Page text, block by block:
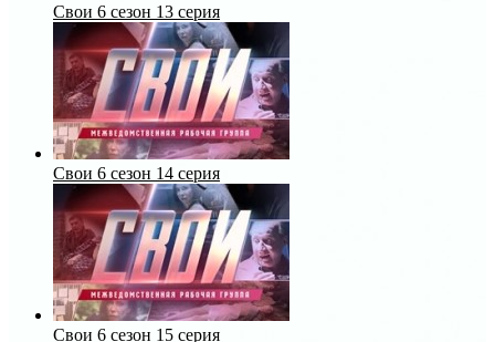
Свои 6 сезон 13 серия
Свои 6 сезон 14 серия
Свои 6 сезон 15 серия